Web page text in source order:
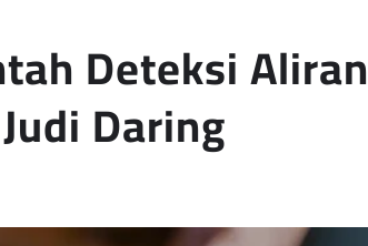
Deteksi Aliran
Daring